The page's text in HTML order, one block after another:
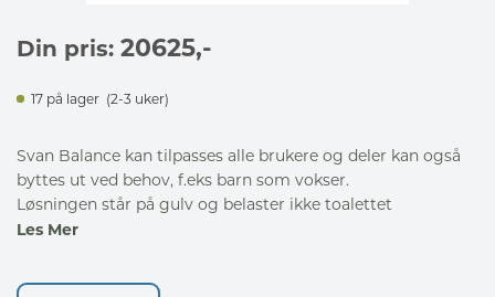
Din pris: 20625,-
17 på lager (2-3 uker)
Svan Balance kan tilpasses alle brukere og deler kan også
byttes ut ved behov, f.eks barn som vokser.
Løsningen står på gulv og belaster ikke toalettet
Les Mer